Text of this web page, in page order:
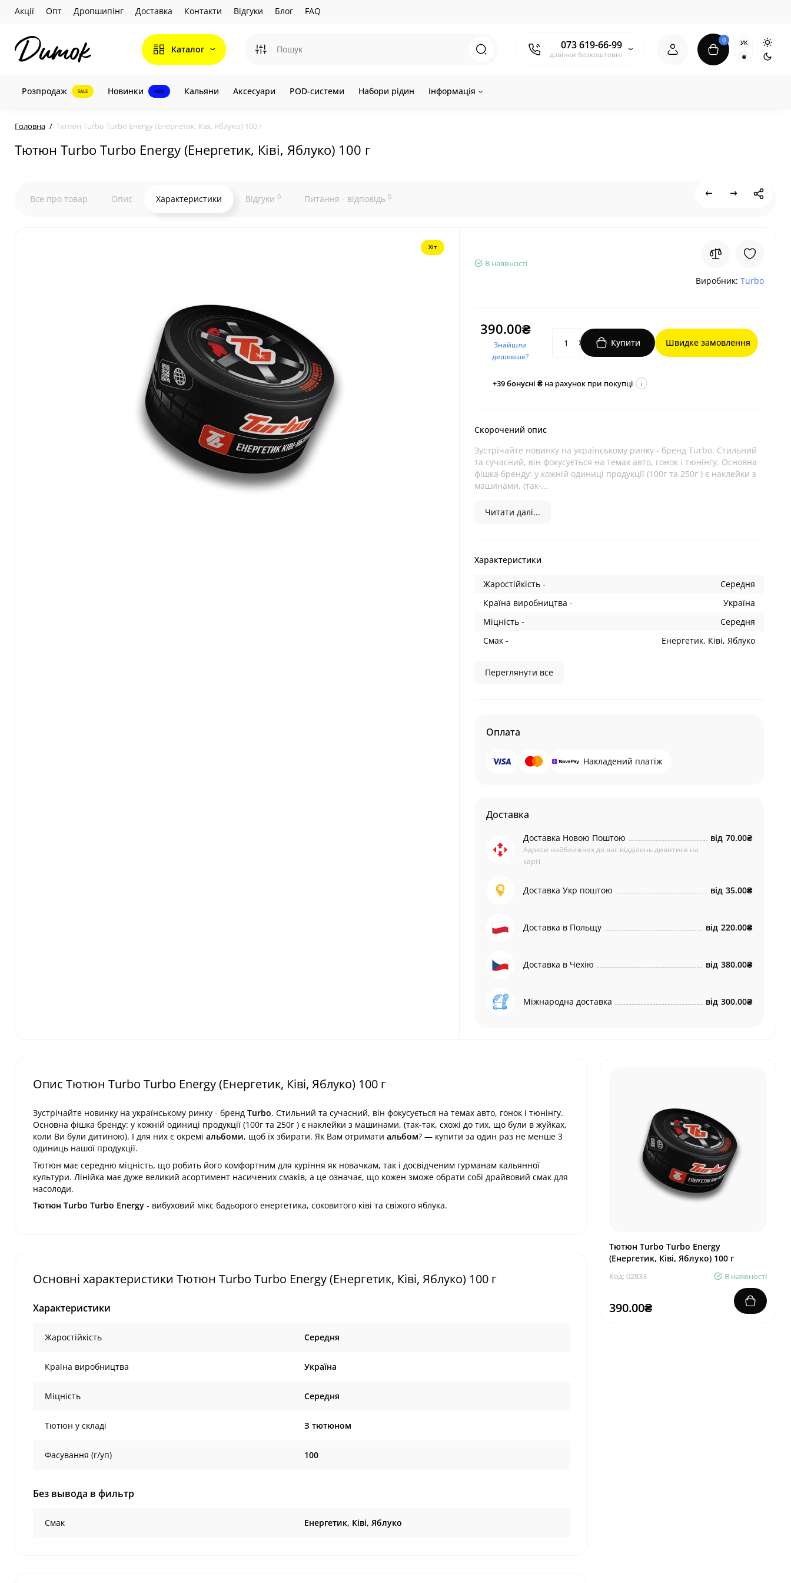
Акції Опт Дропшипінг Доставка Контакти Відгуки Блог FAQ
Каталог 073 619-66-99
дзвінки безкоштовні
0
УК
₴
Розпродаж SALE Новинки NEW Кальяни Аксесуари POD-системи Набори рідин Інформація
Головна Тютюн Turbo Turbo Energy (Енергетик, Ківі, Яблуко) 100 г
Тютюн Turbo Turbo Energy (Енергетик, Ківі, Яблуко) 100 г
Все про товар Опис Характеристики Відгуки 0 Питання - відповідь 0
Хіт
В наявності
Виробник: Turbo
390.00₴
Знайшли
дешевше?
Купити Швидке замовлення
+39бонусні ₴на рахунок при покупці i
Скорочений опис
Зустрічайте новинку на українському ринку - бренд Turbo. Стильний
та сучасний, він фокусується на темах авто, гонок і тюнінгу. Основна
фішка бренду: у кожній одиниці продукції (100г та 250г ) є наклейки з
машинами, (так-...
Читати далі...
Характеристики
Жаростійкість -
Середня
Країна виробництва -
Україна
Міцність -
Середня
Смак -
Енергетик, Ківі, Яблуко
Переглянути все
Оплата
Накладений платіж
Доставка
Доставка Новою Поштою
Адреси найближчих до вас відділень дивитися на
карті
від 70.00₴
Доставка Укр поштою від 35.00₴
Доставка в Польщу від 220.00₴
Доставка в Чехію від 380.00₴
Міжнародна доставка від 300.00₴
Опис Тютюн Turbo Turbo Energy (Енергетик, Ківі, Яблуко) 100 г
Зустрічайте новинку на українському ринку - бренд Turbo. Стильний та сучасний, він фокусується на темах авто, гонок і тюнінгу.
Основна фішка бренду: у кожній одиниці продукції (100г та 250г ) є наклейки з машинами, (так-так, схожі до тих, що були в жуйках,
коли Ви були дитиною). І для них є окремі альбоми, щоб їх збирати. Як Вам отримати альбом? — купити за один раз не менше 3
одиниць нашої продукції.
Тютюн має середню міцність, що робить його комфортним для куріння як новачкам, так і досвідченим гурманам кальянної
культури. Лінійка має дуже великий асортимент насичених смаків, а це означає, що кожен зможе обрати собі драйвовий смак для
насолоди.
Тютюн Turbo Turbo Energy - вибуховий мікс бадьорого енергетика, соковитого ківі та свіжого яблука.
Основні характеристики Тютюн Turbo Turbo Energy (Енергетик, Ківі, Яблуко) 100 г
Характеристики
Жаростійкість Середня
Країна виробництва Україна
Міцність Середня
Тютюн у складі З тютюном
Фасування (г/уп) 100
Без вывода в фильтр
Смак Енергетик, Ківі, Яблуко
Тютюн Turbo Turbo Energy
(Енергетик, Ківі, Яблуко) 100 г
Код: 02833 В наявності
390.00₴